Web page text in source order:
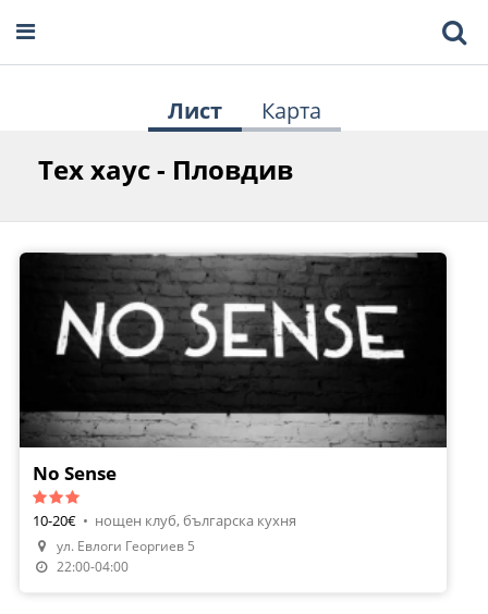
Лист Карта
Тех хаус - Пловдив
No Sense
10-20€ • нощен клуб, българска кухня
ул. Евлоги Георгиев 5
22:00-04:00